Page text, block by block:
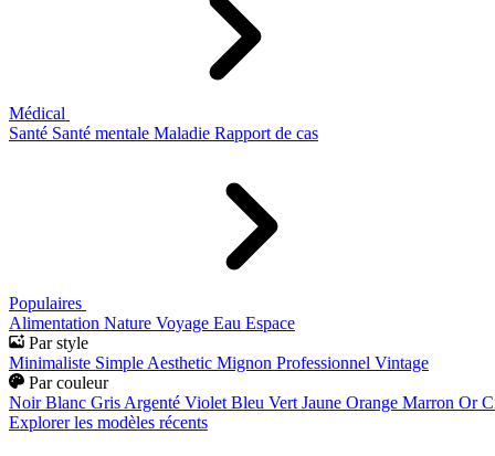
Médical
Santé Santé mentale Maladie Rapport de cas
Populaires
Alimentation Nature Voyage Eau Espace
Par style
Minimaliste Simple Aesthetic Mignon Professionnel Vintage
Par couleur
Noir Blanc Gris Argenté Violet Bleu Vert Jaune Orange Marron Or
Explorer les modèles récents